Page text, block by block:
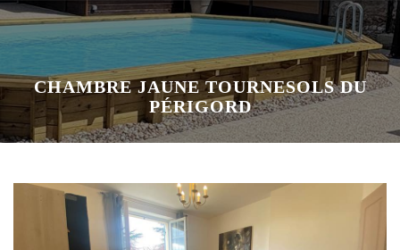
CHAMBRE JAUNE TOURNESOLS DU
PÉRIGORD